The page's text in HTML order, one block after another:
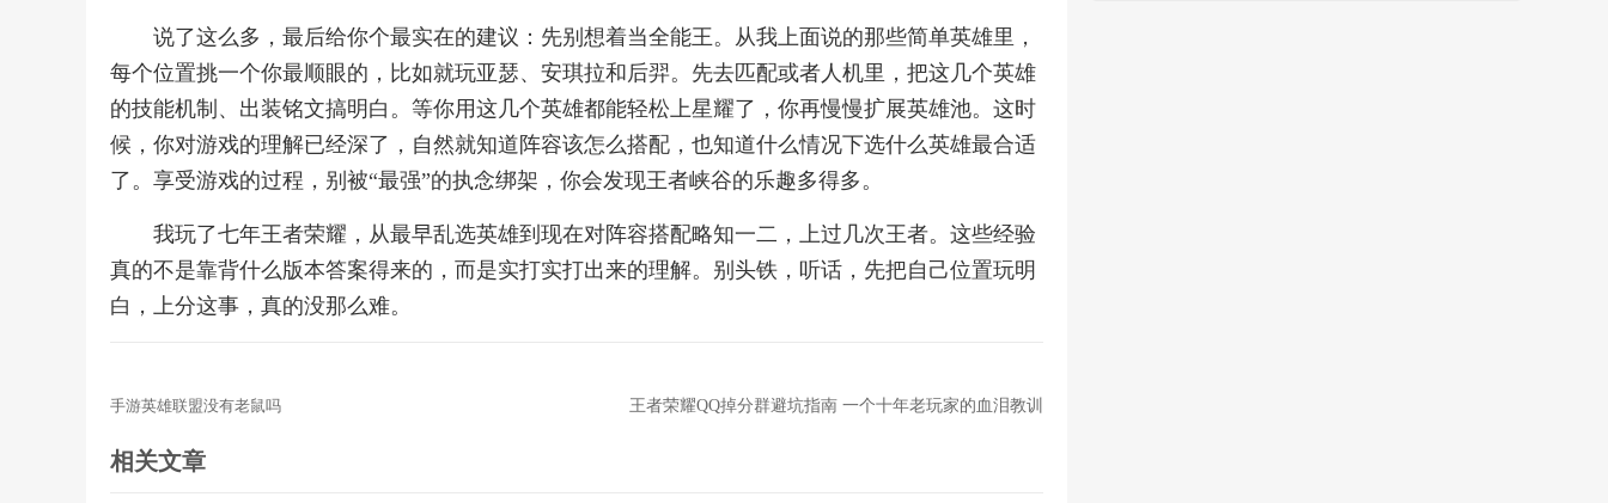
说了这么多，最后给你个最实在的建议：先别想着当全能王。从我上面说的那些简单英雄里，
每个位置挑一个你最顺眼的，比如就玩亚瑟、安琪拉和后羿。先去匹配或者人机里，把这几个英雄
的技能机制、出装铭文搞明白。等你用这几个英雄都能轻松上星耀了，你再慢慢扩展英雄池。这时
候，你对游戏的理解已经深了，自然就知道阵容该怎么搭配，也知道什么情况下选什么英雄最合适
了。享受游戏的过程，别被“最强”的执念绑架，你会发现王者峡谷的乐趣多得多。
我玩了七年王者荣耀，从最早乱选英雄到现在对阵容搭配略知一二，上过几次王者。这些经验
真的不是靠背什么版本答案得来的，而是实打实打出来的理解。别头铁，听话，先把自己位置玩明
白，上分这事，真的没那么难。
手游英雄联盟没有老鼠吗 王者荣耀QQ掉分群避坑指南 一个十年老玩家的血泪教训
相关文章